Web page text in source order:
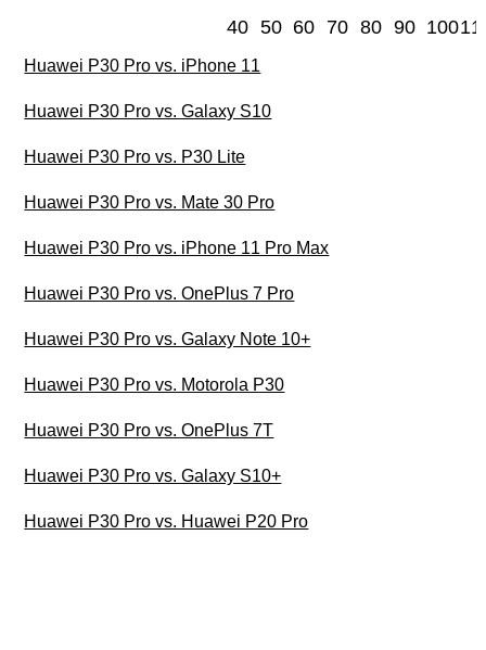
40 50 60 70 80 90 100
Huawei P30 Pro vs. iPhone 11
Huawei P30 Pro vs. Galaxy S10
Huawei P30 Pro vs. P30 Lite
Huawei P30 Pro vs. Mate 30 Pro
Huawei P30 Pro vs. iPhone 11 Pro Max
Huawei P30 Pro vs. OnePlus 7 Pro
Huawei P30 Pro vs. Galaxy Note 10+
Huawei P30 Pro vs. Motorola P30
Huawei P30 Pro vs. OnePlus 7T
Huawei P30 Pro vs. Galaxy S10+
Huawei P30 Pro vs. Huawei P20 Pro